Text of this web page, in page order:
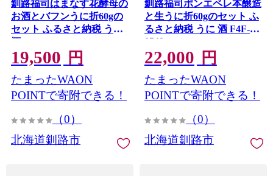
釧路福司はまなす花酵母の
お酒とバフンうに折60gの
セット ふるさと納税 うに
19,500 円
たまったWAON
POINTで寄附できる！
（0）
北海道釧路市
釧路福司ポンエペレ本醸造
と生うに折60gのセット ふ
るさと納税 うに 酒 F4F-
0549
22,000 円
たまったWAON
POINTで寄附できる！
（0）
北海道釧路市